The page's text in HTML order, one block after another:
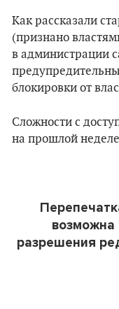
Как рассказали
(признано
в администрации
блокировки от
Сложности с
на прошлой
возможна
разрешения